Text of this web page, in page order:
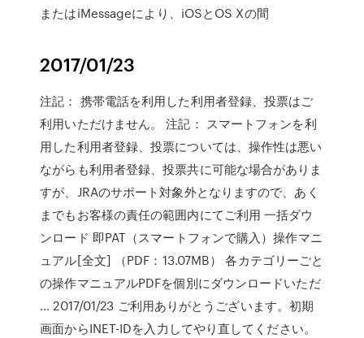
またはiMessageにより、iOSとOS Xの間
2017/01/23
注記： 携帯電話を利用した利用者登録、投票はご
利用いただけません。 注記： スマートフォンを利
用した利用者登録、投票については、操作性は悪い
ながらも利用者登録、投票共に可能な場合がありま
すが、JRAのサポート対象外となりますので、あく
までもお客様の責任の範囲内にてご利用 一括ダウ
ンロード 即PAT（スマートフォンで購入）操作マニ
ュアル[全文] （PDF：13.07MB） 各カテゴリーごと
の操作マニュアルPDFを個別にダウンロードいただ
… 2017/01/23 ご利用ありがとうございます。初期
画面からINET-IDを入力してやり直してください。